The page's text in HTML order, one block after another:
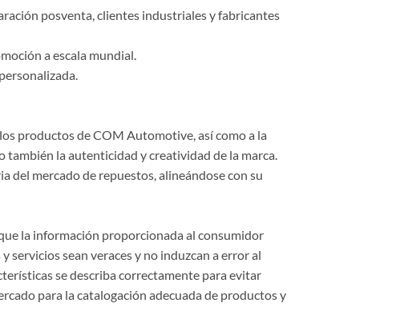
posventa, clientes industriales y fabricantes
a escala mundial.
productos de COM Automotive, así como a la
también la autenticidad y creatividad de la marca.
del mercado de repuestos, alineándose con su
la información proporcionada al consumidor
servicios sean veraces y no induzcan a error al
se describa correctamente para evitar
para la catalogación adecuada de productos y